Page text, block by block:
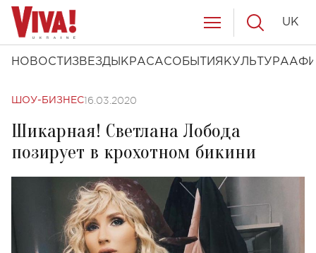
НОВОСТИ ЗВЕЗДЫ КРАСАСОБЫТИЯ КУЛЬТУРА
UK
ШОУ-БИЗНЕС16.03.2020
Шикарная! Светлана Лобода
позирует в крохотном бикини